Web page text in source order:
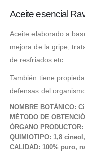
Aceite esencial
Aceite elaborado a
mejora de la gripe,
de resfriados etc.
También tiene
defensas del
NOMBRE BOTÁNICO:
MÉTODO DE
ÓRGANO
QUIMIOTIPO: 1,8
CALIDAD: 100% puro,